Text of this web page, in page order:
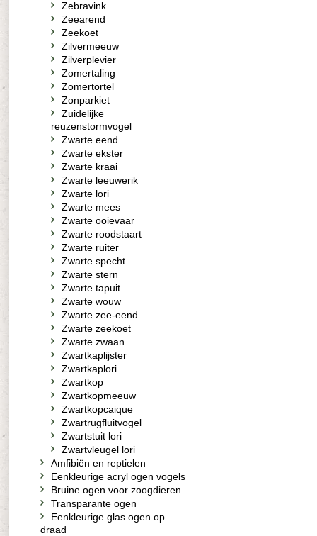
Zebravink
Zeearend
Zeekoet
Zilvermeeuw
Zilverplevier
Zomertaling
Zomertortel
Zonparkiet
Zuidelijke
reuzenstormvogel
Zwarte eend
Zwarte ekster
Zwarte kraai
Zwarte leeuwerik
Zwarte lori
Zwarte mees
Zwarte ooievaar
Zwarte roodstaart
Zwarte ruiter
Zwarte specht
Zwarte stern
Zwarte tapuit
Zwarte wouw
Zwarte zee-eend
Zwarte zeekoet
Zwarte zwaan
Zwartkaplijster
Zwartkaplori
Zwartkop
Zwartkopmeeuw
Zwartkopcaique
Zwartrugfluitvogel
Zwartstuit lori
Zwartvleugel lori
Amfibiën en reptielen
Eenkleurige acryl ogen vogels
Bruine ogen voor zoogdieren
Transparante ogen
Eenkleurige glas ogen op
draad